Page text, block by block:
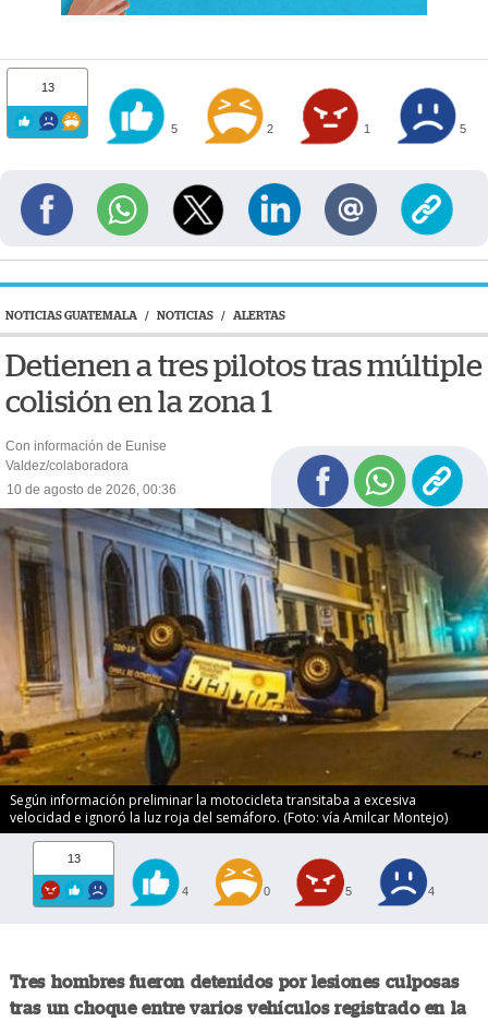
13
5 2 1 5
NOTICIAS GUATEMALA / NOTICIAS / ALERTAS
Detienen a tres pilotos tras múltiple
colisión en la zona 1
Con información de Eunise
Valdez/colaboradora
10 de agosto de 2026, 00:36
Según información preliminar la motocicleta transitaba a excesiva
velocidad e ignoró la luz roja del semáforo. (Foto: vía Amilcar Montejo)
13
4 0 5 4
Tres hombres fueron detenidos por lesiones culposas
tras un choque entre varios vehículos registrado en la